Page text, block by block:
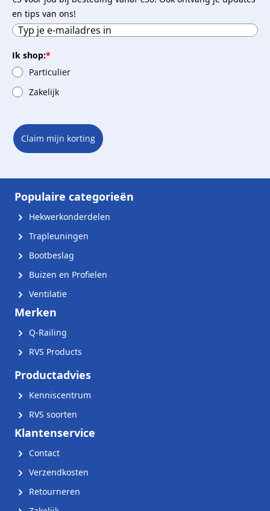
en tips van ons!
Ik shop:*
Particulier
Zakelijk
Claim mijn korting
Populaire categorieën
Hekwerkonderdelen
Trapleuningen
Bootbeslag
Buizen en Profielen
Ventilatie
Merken
Q-Railing
RVS Products
Productadvies
Kenniscentrum
RVS soorten
Klantenservice
Contact
Verzendkosten
Retourneren